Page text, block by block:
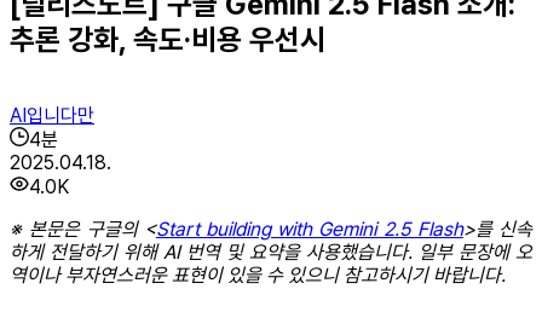
추론 강화, 속도·비용 우선시
AI입니다만
4분
2025.04.18.
4.0K
※ 본문은 구글의 <Start building with Gemini 2.5 Flash>를 신속
하게 전달하기 위해 AI 번역 및 요약을 사용했습니다. 일부 문장에 오
역이나 부자연스러운 표현이 있을 수 있으니 참고하시기 바랍니다.